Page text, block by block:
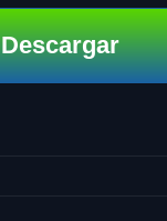
Descargar